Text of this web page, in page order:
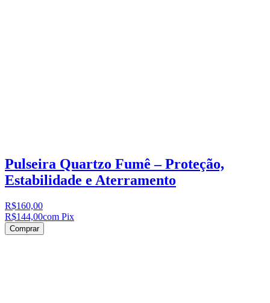
Pulseira Quartzo Fumê – Proteção,
Estabilidade e Aterramento
R$160,00
R$144,00com Pix
Comprar